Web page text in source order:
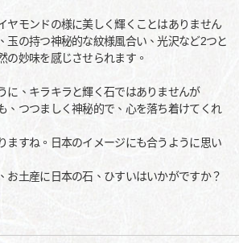
ヤモンドの様に美しく輝くことはありません
玉の持つ神秘的な紋様風合い、光沢など2つと
の妙味を感じさせられます。
に、キラキラと輝く石ではありませんが
、つつましく神秘的で、心を落ち着けてくれ
ますね。日本のイメージにも合うように思い
お土産に日本の石、ひすいはいかがですか？